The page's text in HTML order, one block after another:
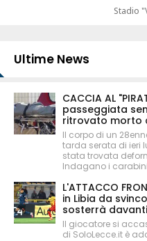
Stadio
Ultime News
CACCIA AL
passeggiata
ritrovato morto
Il corpo di un
tarda serata di ieri
stata trovata
Indagano i
L'ATTACCO
in Libia da
sosterrà davanti
Il giocatore si
di SoloLecce.it è